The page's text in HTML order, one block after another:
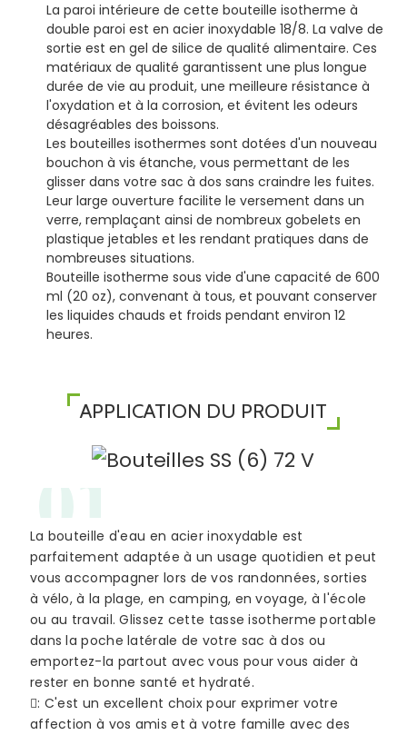
La paroi intérieure de cette bouteille isotherme à
double paroi est en acier inoxydable 18/8. La valve de
sortie est en gel de silice de qualité alimentaire. Ces
matériaux de qualité garantissent une plus longue
durée de vie au produit, une meilleure résistance à
l'oxydation et à la corrosion, et évitent les odeurs
désagréables des boissons.
Les bouteilles isothermes sont dotées d'un nouveau
bouchon à vis étanche, vous permettant de les
glisser dans votre sac à dos sans craindre les fuites.
Leur large ouverture facilite le versement dans un
verre, remplaçant ainsi de nombreux gobelets en
plastique jetables et les rendant pratiques dans de
nombreuses situations.
Bouteille isotherme sous vide d'une capacité de 600
ml (20 oz), convenant à tous, et pouvant conserver
les liquides chauds et froids pendant environ 12
heures.
APPLICATION DU PRODUIT
01
La bouteille d'eau en acier inoxydable est
parfaitement adaptée à un usage quotidien et peut
vous accompagner lors de vos randonnées, sorties
à vélo, à la plage, en camping, en voyage, à l'école
ou au travail. Glissez cette tasse isotherme portable
dans la poche latérale de votre sac à dos ou
emportez-la partout avec vous pour vous aider à
rester en bonne santé et hydraté.
: C'est un excellent choix pour exprimer votre
affection à vos amis et à votre famille avec des